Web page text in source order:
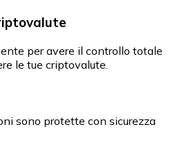
per avere il controllo totale
le tue criptovalute.
sono protette con sicurezza